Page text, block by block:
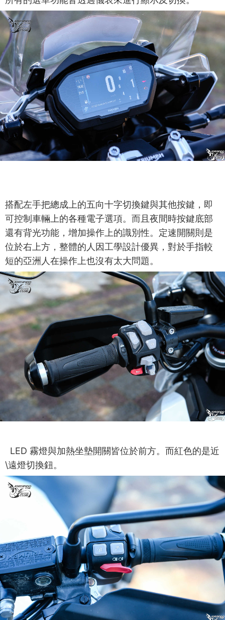
搭配左手把總成上的五向十字切換鍵與其他按鍵，即
可控制車輛上的各種電子選項。而且夜間時按鍵底部
還有背光功能，增加操作上的識別性。定速開關則是
位於右上方，整體的人因工學設計優異，對於手指較
短的亞洲人在操作上也沒有太大問題。
LED 霧燈與加熱坐墊開關皆位於前方。而紅色的是近
\遠燈切換鈕。